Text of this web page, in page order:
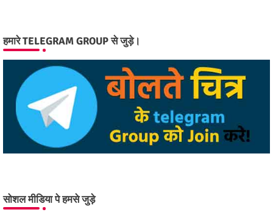
हमारे TELEGRAM GROUP से जुड़े।
सोशल मीडिया पे हमसे जुड़े